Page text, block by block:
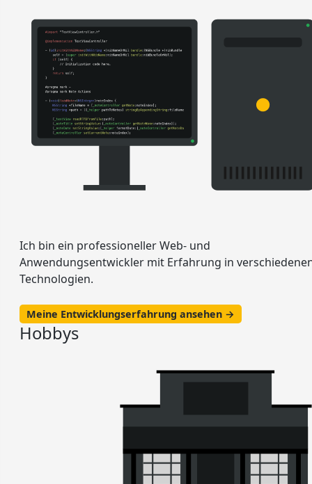
Ich bin ein professioneller Web- und
Anwendungsentwickler mit Erfahrung in
Technologien.
Meine Entwicklungserfahrung ansehen →
Hobbys